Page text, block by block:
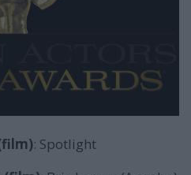
: Spotlight